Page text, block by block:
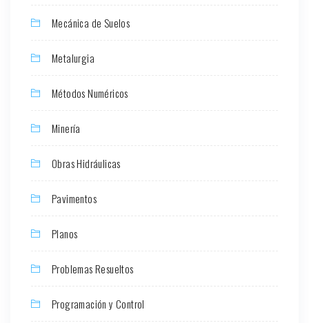
Mecánica de Suelos
Metalurgia
Métodos Numéricos
Minería
Obras Hidráulicas
Pavimentos
Planos
Problemas Resueltos
Programación y Control